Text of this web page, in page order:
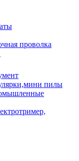
проволка
пилы